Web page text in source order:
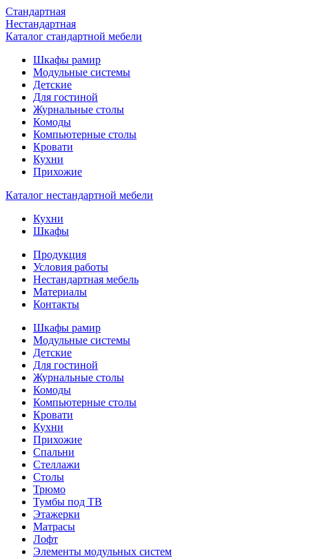
Стандартная
Нестандартная
Каталог стандартной мебели
Шкафы рамир
Модульные системы
Детские
Для гостиной
Журнальные столы
Комоды
Компьютерные столы
Кровати
Кухни
Прихожие
Каталог нестандартной мебели
Кухни
Шкафы
Продукция
Условия работы
Нестандартная мебель
Материалы
Контакты
Шкафы рамир
Модульные системы
Детские
Для гостиной
Журнальные столы
Комоды
Компьютерные столы
Кровати
Кухни
Прихожие
Спальни
Стеллажи
Столы
Трюмо
Тумбы под ТВ
Этажерки
Матрасы
Лофт
Элементы модульных систем